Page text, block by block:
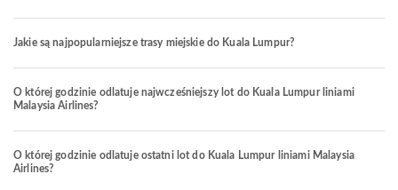
Jakie są najpopularniejsze trasy miejskie do Kuala Lumpur?
O której godzinie odlatuje najwcześniejszy lot do Kuala Lumpur liniami
Malaysia Airlines?
O której godzinie odlatuje ostatni lot do Kuala Lumpur liniami Malaysia
Airlines?